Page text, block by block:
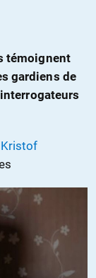
témoignent
gardiens de
Kristof